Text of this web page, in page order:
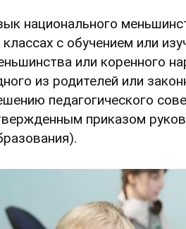
национального
классах с обучением или
или коренного
из родителей или
педагогического
приказом